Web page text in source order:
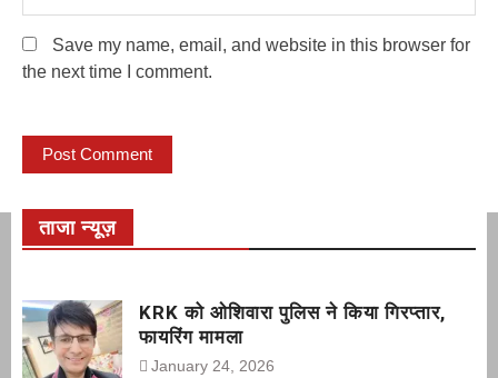
Save my name, email, and website in this browser for
the next time I comment.
ताजा न्यूज़
KRK को ओशिवारा पुलिस ने किया गिरप्तार,
फायरिंग मामला
January 24, 2026